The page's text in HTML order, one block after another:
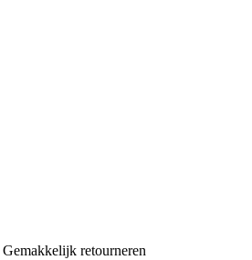
Gemakkelijk retourneren